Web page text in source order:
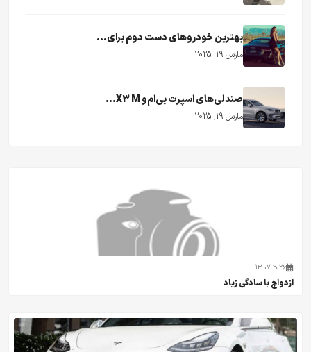
13.07.2026
ازدواج با سادگی زیاد
بهترین خودروهای دست دوم برای...
مارس 19, 2025
صندلی‌های اسپرت بی‌ام‌و X3 M...
مارس 19, 2025